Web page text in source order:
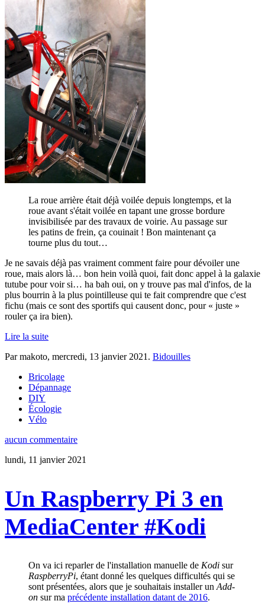
La roue arrière était déjà voilée depuis longtemps, et la
roue avant s'était voilée en tapant une grosse bordure
invisibilisée par des travaux de voirie. Au passage sur
les patins de frein, ça couinait ! Bon maintenant ça
tourne plus du tout…
Je ne savais déjà pas vraiment comment faire pour dévoiler une
roue, mais alors là… bon hein voilà quoi, fait donc appel à la galaxie
tutube pour voir si… ha bah oui, on y trouve pas mal d'infos, de la
plus bourrin à la plus pointilleuse qui te fait comprendre que c'est
fichu (mais ce sont des sportifs qui causent donc, pour « juste »
rouler ça ira bien).
Lire la suite
Par makoto, mercredi, 13 janvier 2021 . Bidouilles
Bricolage
Dépannage
DIY
Écologie
Vélo
aucun commentaire
lundi, 11 janvier 2021
Un Raspberry Pi 3 en
MediaCenter #Kodi
On va ici reparler de l'installation manuelle de Kodi sur
RaspberryPi, étant donné les quelques difficultés qui se
sont présentées, alors que je souhaitais installer un Add-
on sur ma précédente installation datant de 2016.